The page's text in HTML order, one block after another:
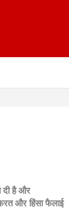
दी है और
और हिंसा फैलाई